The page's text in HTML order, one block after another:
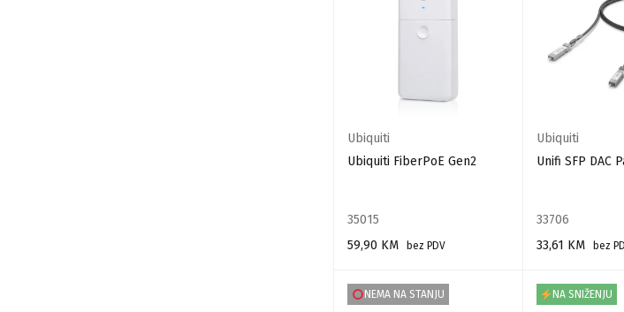
Ubiquiti
Ubiquiti FiberPoE Gen2
35015
59,90 KM
bez PDV
Ubiquiti
Unifi SFP DAC
33706
33,61 KM
bez
NEMA NA STANJU
NA SNIŽENJU